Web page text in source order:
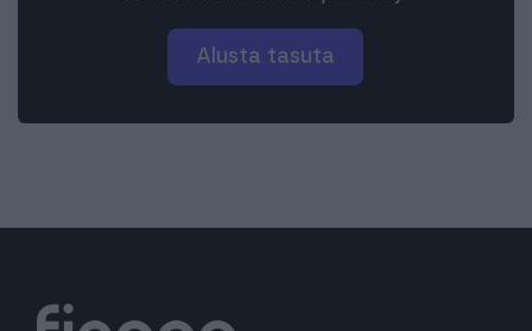
Alusta tasuta